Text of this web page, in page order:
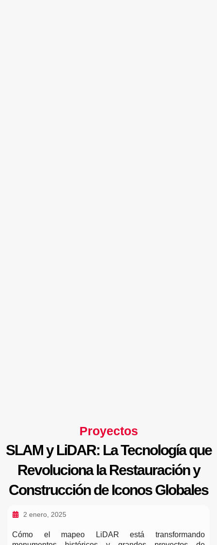
Proyectos
SLAM y LiDAR: La Tecnología que
Revoluciona la Restauración y
Construcción de Iconos Globales
2 enero, 2025
Cómo el mapeo LiDAR está transformando